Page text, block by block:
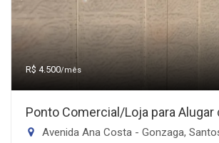
R$ 4.500/mês
Ponto Comercial/Loja para Alugar
Avenida Ana Costa - Gonzaga,